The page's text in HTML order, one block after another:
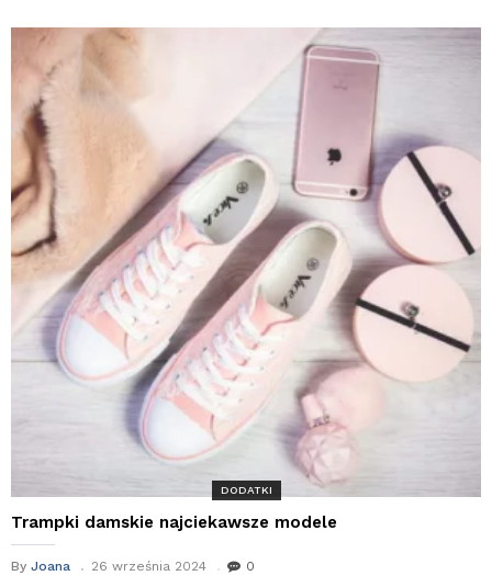
DODATKI
Trampki damskie najciekawsze modele
By Joana 26 września 2024 0